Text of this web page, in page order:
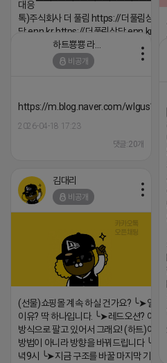
대응 ▔▔▔▔▔▔▔▔▔▔▔▔▔▔▔▔▔▔
톡)주식회사 더 풀림 https://더풀림상
담.enn.kr https://더풀림상담.enn.kr
2026-04-18 17:26
하트뿅뿅 라이언
비공개
https://m.blog.naver.com/
2026-04-18 17:23
댓글:20개
김대리
비공개
(선물)쇼핑몰 계속 하실 건가요? ╰➤열심
이유? 딱 하나입니다. ╰➤레드오션? 아니
방식으로 팔고 있어서 그래요! (하트)이
방법이 아니라 방향을 바꿔드립니다 ╰➤4
녁9시 ╰➤지금 구조를 바꿀 마지막 기회